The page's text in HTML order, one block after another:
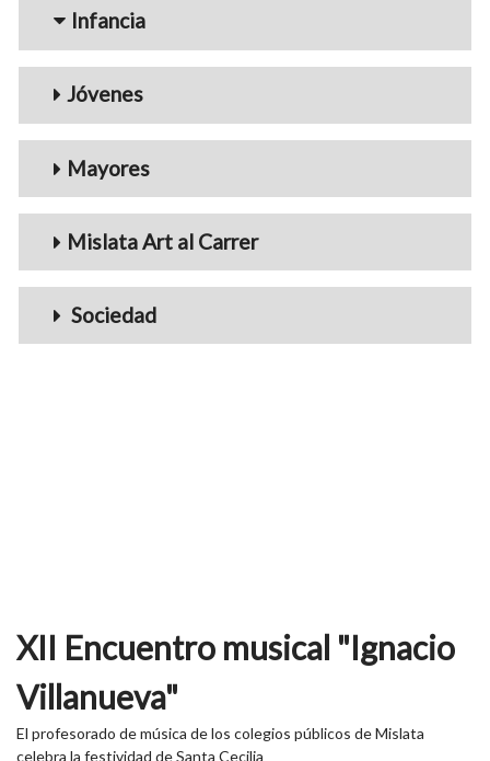
Infancia
Jóvenes
Mayores
Mislata Art al Carrer
Sociedad
XII Encuentro musical "Ignacio
Villanueva"
El profesorado de música de los colegios públicos de Mislata
celebra la festividad de Santa Cecilia